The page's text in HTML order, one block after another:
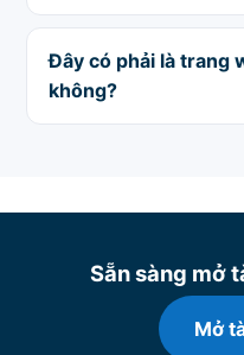
Đây có phải là trang
không?
Sẵn sàng mở
Mở